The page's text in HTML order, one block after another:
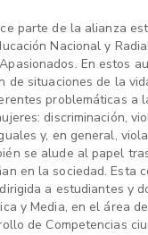
parte de la alianza
Nacional y
En estos
de situaciones de la
problemáticas a
discriminación,
y, en general,
se alude al papel
en la sociedad. Esta
a estudiantes y
y Media, en el área
de Competencias